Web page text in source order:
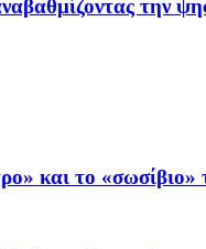
την
και το «σωσίβιο»